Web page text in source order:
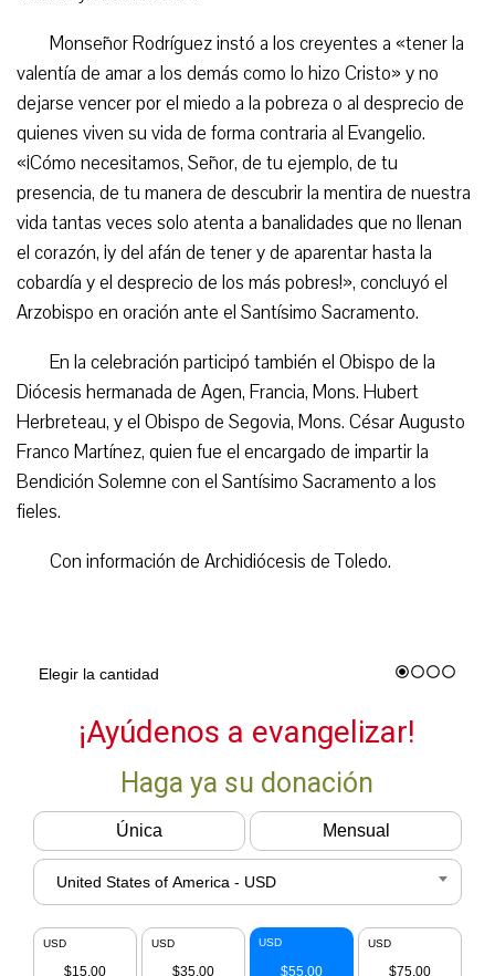
Monseñor Rodríguez instó a los creyentes a «tener la
valentía de amar a los demás como lo hizo Cristo» y no
dejarse vencer por el miedo a la pobreza o al desprecio de
quienes viven su vida de forma contraria al Evangelio.
«¡Cómo necesitamos, Señor, de tu ejemplo, de tu
presencia, de tu manera de descubrir la mentira de nuestra
vida tantas veces solo atenta a banalidades que no llenan
el corazón, ¡y del afán de tener y de aparentar hasta la
cobardía y el desprecio de los más pobres!», concluyó el
Arzobispo en oración ante el Santísimo Sacramento.
En la celebración participó también el Obispo de la
Diócesis hermanada de Agen, Francia, Mons. Hubert
Herbreteau, y el Obispo de Segovia, Mons. César Augusto
Franco Martínez, quien fue el encargado de impartir la
Bendición Solemne con el Santísimo Sacramento a los
fieles.
Con información de Archidiócesis de Toledo.